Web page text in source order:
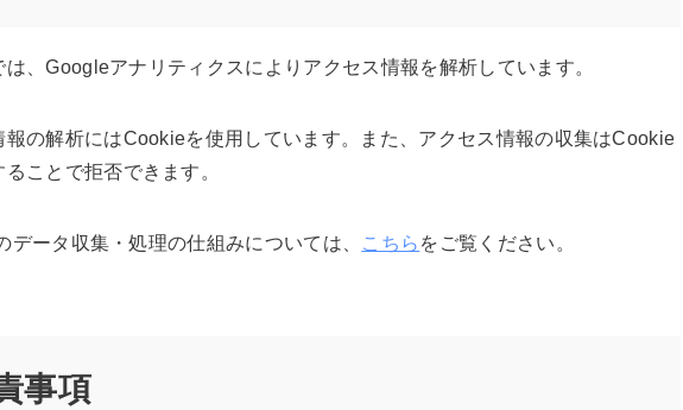
は、Googleアナリティクスによりアクセス情報を解析しています。
報の解析にはCookieを使用しています。また、アクセス情報の収集はCookie
ことで拒否できます。
データ収集・処理の仕組みについては、 こちら をご覧ください。
事項